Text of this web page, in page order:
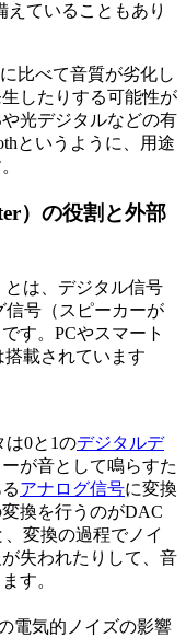
えていることもあり
比べて音質が劣化し
したりする可能性が
光デジタルなどの有
というように、用途
）の役割と外部
とは、デジタル信号
信号（スピーカーが
す。PCやスマート
載されています
は0と1のデジタルデ
が音として鳴らすた
アナログ信号に変換
換を行うのがDAC
変換の過程でノイ
失われたりして、音
す。
電気的ノイズの影響